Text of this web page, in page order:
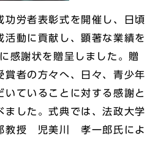
功労者表彰式を開催し、日頃
活動に貢献し、顕著な業績を
感謝状を贈呈しました。贈
賞者の方々へ、日々、青少年
いていることに対する感謝と
ました。式典では、法政大学
教授 児美川 孝一郎氏によ